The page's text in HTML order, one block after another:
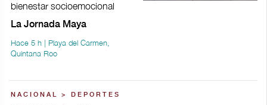
bienestar socioemocional
La Jornada Maya
Hace 5 h | Playa del Carmen,
Quintana Roo
NACIONAL > DEPORTES